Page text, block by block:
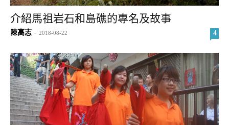
介紹馬祖岩石和島礁的專名及故事
陳高志 - 2018-08-22 4